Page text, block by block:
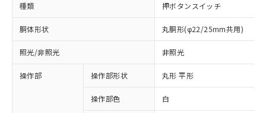
種類 押ボタンスイッチ
胴体形状 丸胴形(φ22/25mm共用)
照光/非照光 非照光
操作部 操作部形状 丸形 平形
操作部色 白